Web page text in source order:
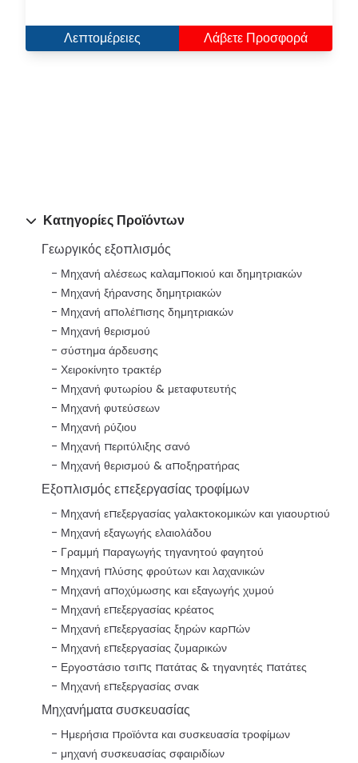
Κατηγορίες Προϊόντων
Γεωργικός εξοπλισμός
Μηχανή αλέσεως καλαμποκιού και δημητριακών
Μηχανή ξήρανσης δημητριακών
Μηχανή απολέπισης δημητριακών
Μηχανή θερισμού
σύστημα άρδευσης
Χειροκίνητο τρακτέρ
Μηχανή φυτωρίου & μεταφυτευτής
Μηχανή φυτεύσεων
Μηχανή ρύζιου
Μηχανή περιτύλιξης σανό
Μηχανή θερισμού & αποξηρατήρας
Εξοπλισμός επεξεργασίας τροφίμων
Μηχανή επεξεργασίας γαλακτοκομικών και γιαουρτιού
Μηχανή εξαγωγής ελαιολάδου
Γραμμή παραγωγής τηγανητού φαγητού
Μηχανή πλύσης φρούτων και λαχανικών
Μηχανή αποχύμωσης και εξαγωγής χυμού
Μηχανή επεξεργασίας κρέατος
Μηχανή επεξεργασίας ξηρών καρπών
Μηχανή επεξεργασίας ζυμαρικών
Εργοστάσιο τσιπς πατάτας & τηγανητές πατάτες
Μηχανή επεξεργασίας σνακ
Μηχανήματα συσκευασίας
Ημερήσια προϊόντα και συσκευασία τροφίμων
μηχανή συσκευασίας σφαιριδίων
Λεπτομέρειες Λάβετε Προσφορά